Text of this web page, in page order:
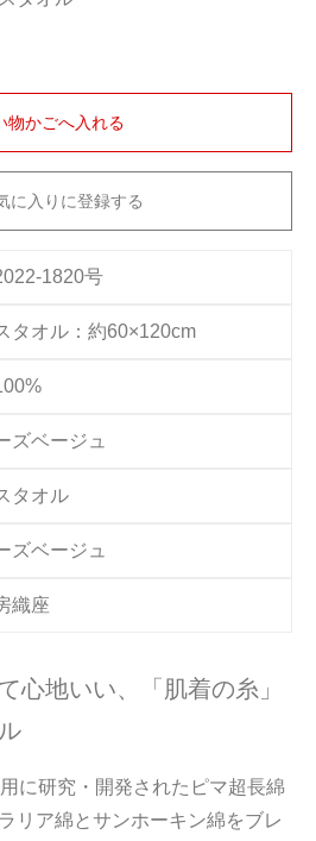
1820号
タオル：約60×120cm
ズベージュ
タオル
ズベージュ
織座
に入りに登録する
心地いい、「肌着の糸」
に研究・開発されたピマ超長綿
リア綿とサンホーキン綿をブレ